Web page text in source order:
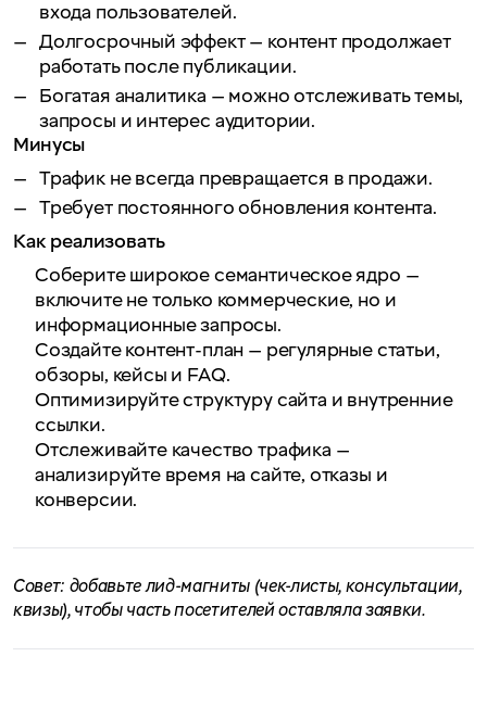
входа пользователей.
Долгосрочный эффект — контент продолжает
работать после публикации.
Богатая аналитика — можно отслеживать темы,
запросы и интерес аудитории.
Минусы
Трафик не всегда превращается в продажи.
Требует постоянного обновления контента.
Как реализовать
Соберите широкое семантическое ядро —
включите не только коммерческие, но и
информационные запросы.
Создайте контент-план — регулярные статьи,
обзоры, кейсы и FAQ.
Оптимизируйте структуру сайта и внутренние
ссылки.
Отслеживайте качество трафика —
анализируйте время на сайте, отказы и
конверсии.
Совет: добавьте лид-магниты (чек-листы, консультации,
квизы), чтобы часть посетителей оставляла заявки.